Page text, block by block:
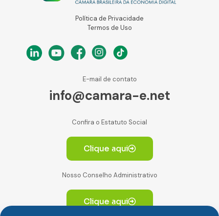
Política de Privacidade
Termos de Uso
E-mail de contato
info@camara-e.net
Confira o Estatuto Social
Clique aqui
Nosso Conselho Administrativo
Clique aqui